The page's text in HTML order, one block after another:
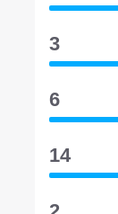
3
6
14